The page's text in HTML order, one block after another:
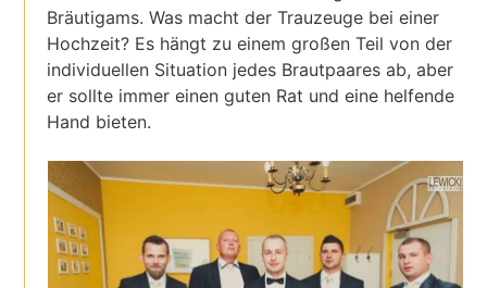
Bräutigams. Was macht der Trauzeuge bei einer
Hochzeit? Es hängt zu einem großen Teil von der
individuellen Situation jedes Brautpaares ab, aber
er sollte immer einen guten Rat und eine helfende
Hand bieten.